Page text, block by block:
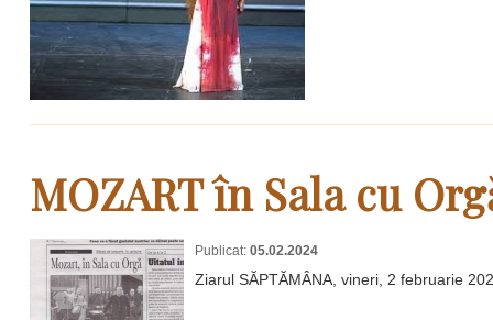
MOZART în Sala cu
Publicat: 05.02.2024
Ziarul SĂPTĂMÂNA, vineri, 2 februarie